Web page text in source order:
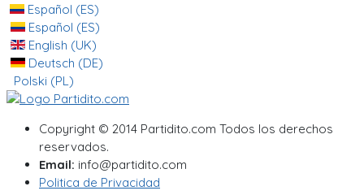
Español (ES)
Español (ES)
English (UK)
Deutsch (DE)
Polski (PL)
Copyright © 2014 Partidito.com Todos los derechos
reservados.
Email: info@partidito.com
Politica de Privacidad